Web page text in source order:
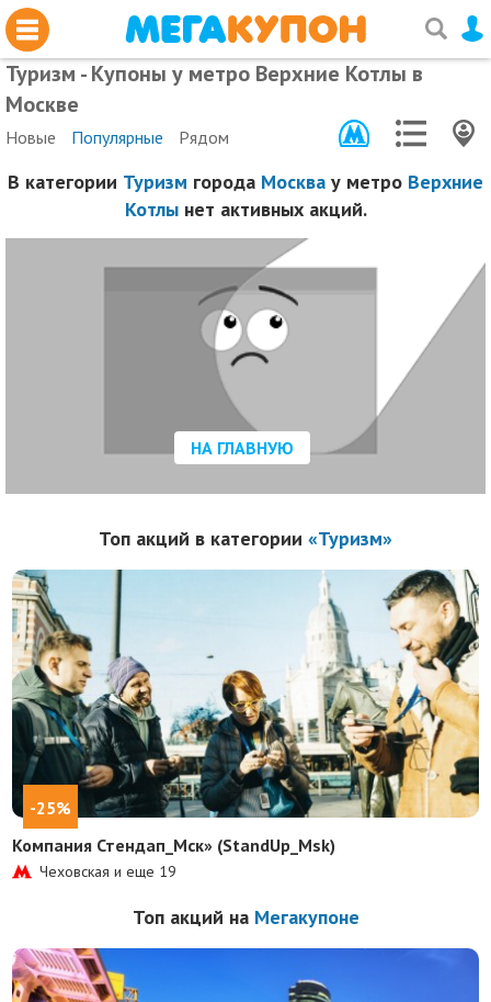
Туризм - Купоны у метро Верхние Котлы в
Москве
Новые Популярные Рядом
В категории Туризм города Москва у метро Верхние
Котлынет активных акций.
НА ГЛАВНУЮ
Топ акций в категории «Туризм»
-25%
Компания Стендап_Мск» (StandUp_Msk)
Чеховская и еще 19
Топ акций на Мегакупоне